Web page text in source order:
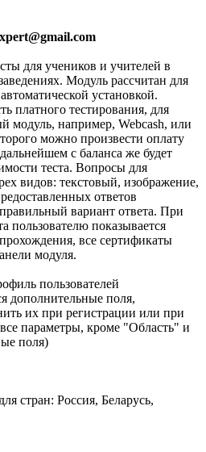
для учеников и учителей в
Модуль рассчитан для
установкой.
платного тестирования, для
модуль, например, Webcash, или
можно произвести оплату
с баланса же будет
теста. Вопросы для
видов: текстовый, изображение,
ответов
вариант ответа. При
пользователю показывается
все сертификаты
модуля.
пользователей
дополнительные поля,
их при регистрации или при
параметры, кроме "Область" и
поля)
стран: Россия, Беларусь,